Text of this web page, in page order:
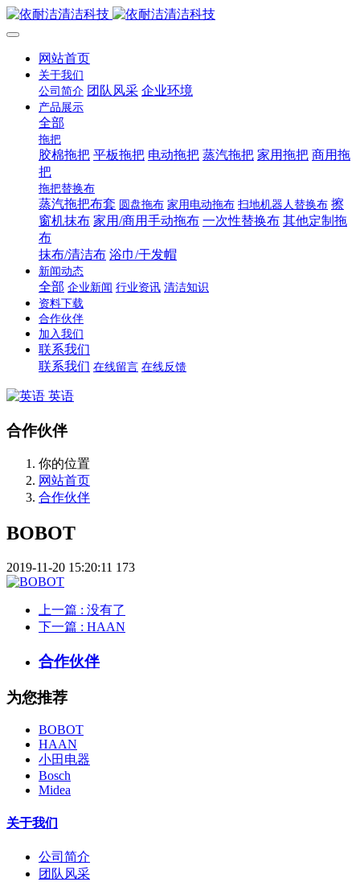
网站首页
关于我们
公司简介 团队风采 企业环境
产品展示
全部
拖把
胶棉拖把 平板拖把 电动拖把 蒸汽拖把 家用拖把 商用拖
把
拖把替换布
蒸汽拖把布套 圆盘拖布 家用电动拖布 扫地机器人替换布 擦
窗机抹布 家用/商用手动拖布 一次性替换布 其他定制拖
布
抹布/清洁布 浴巾/干发帽
新闻动态
全部 企业新闻 行业资讯 清洁知识
资料下载
合作伙伴
加入我们
联系我们
联系我们 在线留言 在线反馈
英语
合作伙伴
你的位置
网站首页
合作伙伴
BOBOT
2019-11-20 15:20:11 173
上一篇 : 没有了
下一篇 : HAAN
合作伙伴
为您推荐
BOBOT
HAAN
小田电器
Bosch
Midea
关于我们
公司简介
团队风采